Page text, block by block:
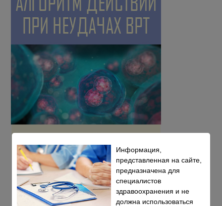
Информация,
представленная на сайте,
предназначена для
специалистов
здравоохранения и не
должна использоваться